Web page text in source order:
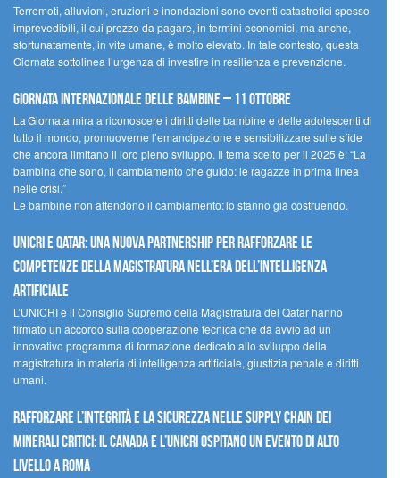
Terremoti, alluvioni, eruzioni e inondazioni sono eventi catastrofici spesso
imprevedibili, il cui prezzo da pagare, in termini economici, ma anche,
sfortunatamente, in vite umane, è molto elevato. In tale contesto, questa
Giornata sottolinea l’urgenza di investire in resilienza e prevenzione.
Giornata internazionale delle bambine – 11 ottobre
La Giornata mira a riconoscere i diritti delle bambine e delle adolescenti di
tutto il mondo, promuoverne l’emancipazione e sensibilizzare sulle sfide
che ancora limitano il loro pieno sviluppo. Il tema scelto per il 2025 è: “La
bambina che sono, il cambiamento che guido: le ragazze in prima linea
nelle crisi.”
Le bambine non attendono il cambiamento: lo stanno già costruendo.
UNICRI e Qatar: una nuova partnership per rafforzare le
competenze della magistratura nell’era dell’intelligenza
artificiale
L’UNICRI e il Consiglio Supremo della Magistratura del Qatar hanno
firmato un accordo sulla cooperazione tecnica che dà avvio ad un
innovativo programma di formazione dedicato allo sviluppo della
magistratura in materia di intelligenza artificiale, giustizia penale e diritti
umani.
Rafforzare l’integrità e la sicurezza nelle supply chain dei
minerali critici: il Canada e l’UNICRI ospitano un evento di alto
livello a Roma